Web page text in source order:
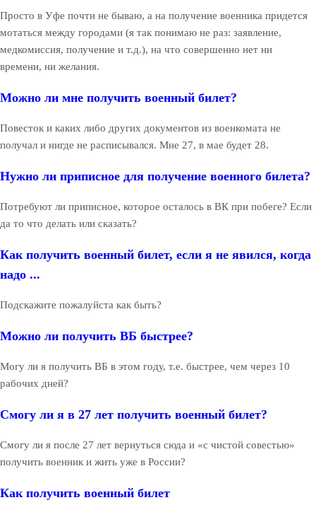
Просто в Уфе почти не бываю, а на получение военника придется
мотаться между городами (я так понимаю не раз: заявление,
медкомиссия, получение и т.д.), на что совершенно нет ни
времени, ни желания.
Можно ли мне получить военный билет?
Повесток и каких либо других документов из военкомата не
получал и нигде не расписывался. Мне 27, в мае будет 28.
Нужно ли приписное для получение военного билета?
Потребуют ли приписное, которое осталось в ВК при побеге? Если
да то что делать или сказать?
Как получить военный билет, если я не явился, когда
надо ...
Подскажите пожалуйста как быть?
Можно ли получить ВБ быстрее?
Могу ли я получить ВБ в этом году, т.е. быстрее, чем через 10
рабочих дней?
Смогу ли я в 27 лет получить военный билет?
Смогу ли я после 27 лет вернуться сюда и «с чистой совестью»
получить военник и жить уже в России?
Как получить военный билет